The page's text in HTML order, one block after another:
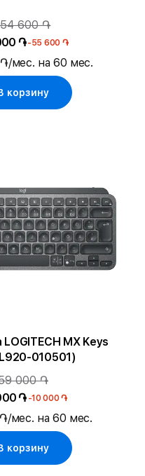
600 ֏
֏ -55 600 ֏
мес. на 60 мес.
корзину
MX Keys
010501)
000 ֏
֏ -10 000 ֏
мес. на 60 мес.
корзину